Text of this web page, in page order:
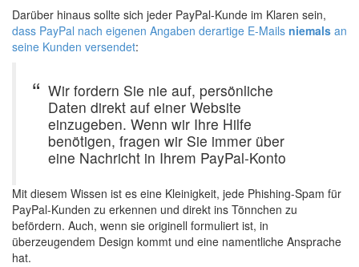
Darüber hinaus sollte sich jeder PayPal-Kunde im Klaren sein,
dass PayPal nach eigenen Angaben derartige E-Mails niemals an
seine Kunden versendet:
Wir fordern Sie nie auf, persönliche
Daten direkt auf einer Website
einzugeben. Wenn wir Ihre Hilfe
benötigen, fragen wir Sie immer über
eine Nachricht in Ihrem PayPal-Konto
Mit diesem Wissen ist es eine Kleinigkeit, jede Phishing-Spam für
PayPal-Kunden zu erkennen und direkt ins Tönnchen zu
befördern. Auch, wenn sie originell formuliert ist, in
überzeugendem Design kommt und eine namentliche Ansprache
hat.